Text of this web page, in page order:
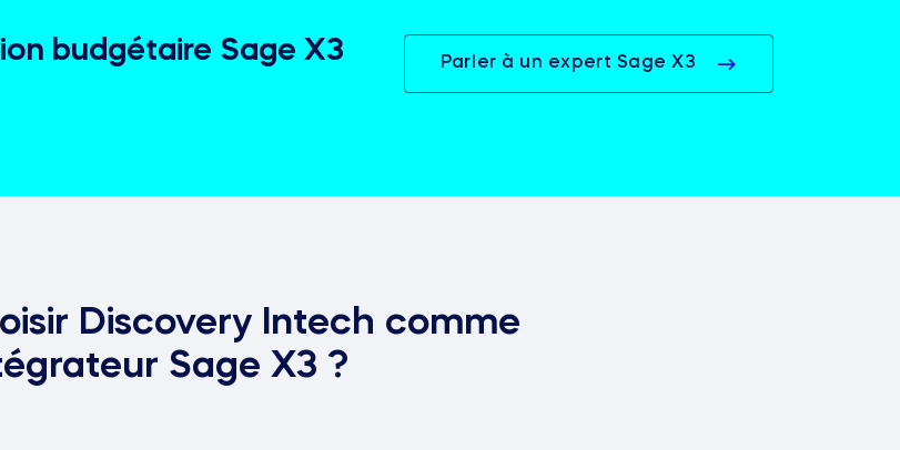
budgétaire Sage X3
Parler à un expert Sage X3
Discovery Intech comme
Sage X3 ?